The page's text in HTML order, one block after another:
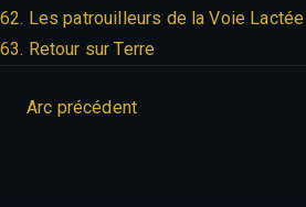
62. Les patrouilleurs de la Voie Lactée
63. Retour sur Terre
Arc précédent